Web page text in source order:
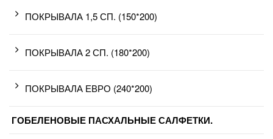
ПОКРЫВАЛА 1,5 СП. (150*200)
ПОКРЫВАЛА 2 СП. (180*200)
ПОКРЫВАЛА ЕВРО (240*200)
ГОБЕЛЕНОВЫЕ ПАСХАЛЬНЫЕ САЛФЕТКИ.